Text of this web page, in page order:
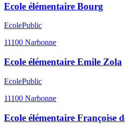
Ecole élémentaire Bourg
EcolePublic
11100 Narbonne
Ecole élémentaire Emile Zola
EcolePublic
11100 Narbonne
Ecole élémentaire Françoise